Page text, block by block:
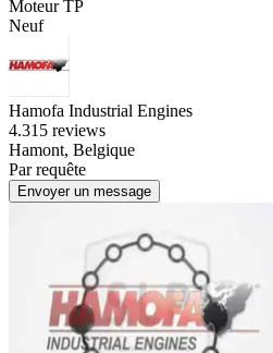
Moteur TP
Neuf
Hamofa Industrial Engines
4.315 reviews
Hamont, Belgique
Par requête
Envoyer un message